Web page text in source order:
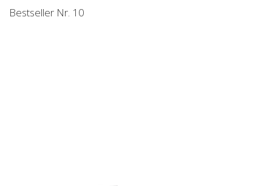
Bestseller Nr. 10